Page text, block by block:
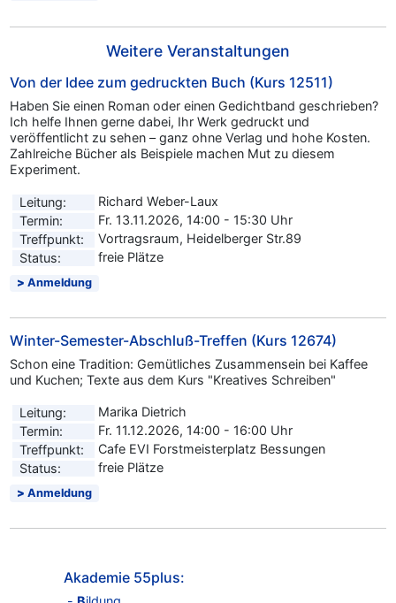
Akademie 55plus:
Weitere Veranstaltungen
Von der Idee zum gedruckten Buch (Kurs 12511)
Haben Sie einen Roman oder einen Gedichtband geschrieben?
Ich helfe Ihnen gerne dabei, Ihr Werk gedruckt und
veröffentlicht zu sehen – ganz ohne Verlag und hohe Kosten.
Zahlreiche Bücher als Beispiele machen Mut zu diesem
Experiment.
Leitung:
Richard Weber-Laux
Termin:
Fr. 13.11.2026, 14:00 - 15:30 Uhr
Treffpunkt:
Vortragsraum, Heidelberger Str.89
Status:
freie Plätze
Anmeldung
Winter-Semester-Abschluß-Treffen (Kurs 12674)
Schon eine Tradition: Gemütliches Zusammensein bei Kaffee
und Kuchen; Texte aus dem Kurs "Kreatives Schreiben"
Leitung:
Marika Dietrich
Termin:
Fr. 11.12.2026, 14:00 - 16:00 Uhr
Treffpunkt:
Cafe EVI Forstmeisterplatz Bessungen
Status:
freie Plätze
Anmeldung